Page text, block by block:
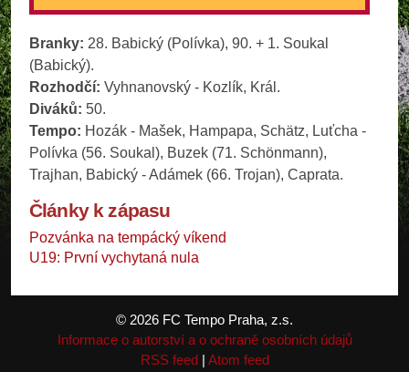
Branky: 28. Babický (Polívka), 90. + 1. Soukal
(Babický).
Rozhodčí: Vyhnanovský - Kozlík, Král.
Diváků: 50.
Tempo: Hozák - Mašek, Hampapa, Schätz, Luťcha -
Polívka (56. Soukal), Buzek (71. Schönmann),
Trajhan, Babický - Adámek (66. Trojan), Caprata.
Články k zápasu
Pozvánka na tempácký víkend
U19: První vychytaná nula
© 2026 FC Tempo Praha, z.s.
Informace o autorství a o ochraně osobních údajů
RSS feed| Atom feed